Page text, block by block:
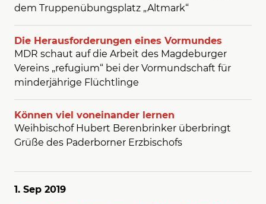
dem Truppenübungsplatz „Altmark“
Die Herausforderungen eines Vormundes
MDR schaut auf die Arbeit des Magdeburger
Vereins „refugium“ bei der Vormundschaft für
minderjährige Flüchtlinge
Können viel voneinander lernen
Weihbischof Hubert Berenbrinker überbringt
Grüße des Paderborner Erzbischofs
1. Sep 2019